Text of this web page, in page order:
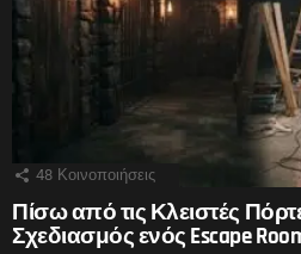
48 Κοινοποιήσεις
Πίσω από τις Κλειστές
Σχεδιασμός ενός Escape